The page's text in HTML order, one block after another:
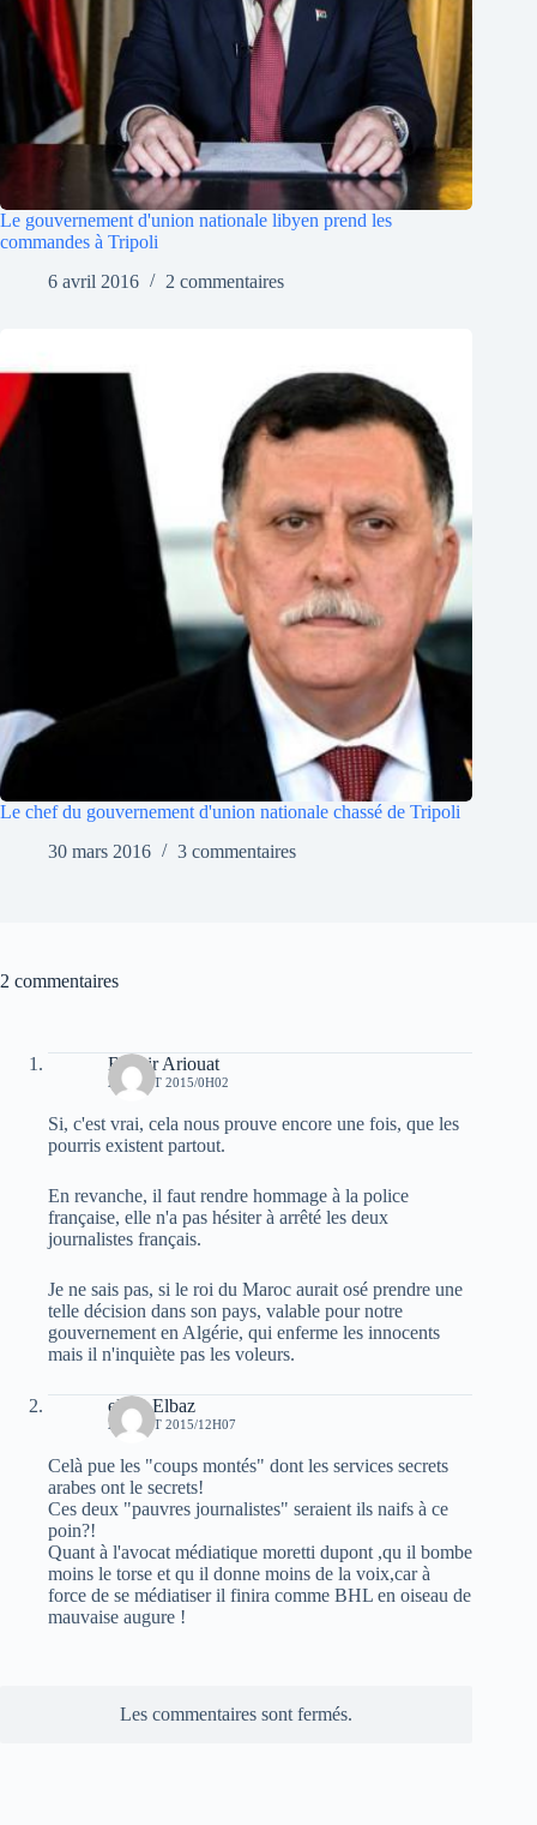
Le gouvernement d'union nationale libyen prend les
commandes à Tripoli
6 avril 2016
2 commentaires
Le chef du gouvernement d'union nationale chassé de Tripoli
30 mars 2016
3 commentaires
2 commentaires
Bachir Ariouat
28 AOÛT 2015/0H02
Si, c'est vrai, cela nous prouve encore une fois, que les
pourris existent partout.
En revanche, il faut rendre hommage à la police
française, elle n'a pas hésiter à arrêté les deux
journalistes français.
Je ne sais pas, si le roi du Maroc aurait osé prendre une
telle décision dans son pays, valable pour notre
gouvernement en Algérie, qui enferme les innocents
mais il n'inquiète pas les voleurs.
elvez Elbaz
28 AOÛT 2015/12H07
Celà pue les "coups montés" dont les services secrets
arabes ont le secrets!
Ces deux "pauvres journalistes" seraient ils naifs à ce
poin?!
Quant à l'avocat médiatique moretti dupont ,qu il bombe
moins le torse et qu il donne moins de la voix,car à
force de se médiatiser il finira comme BHL en oiseau de
mauvaise augure !
Les commentaires sont fermés.